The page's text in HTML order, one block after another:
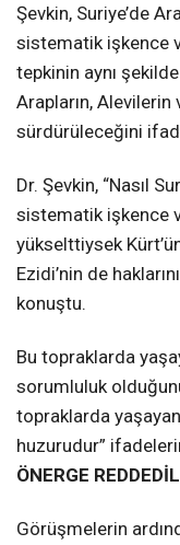
Şevkin, Suriye’de
sistematik işkence
tepkinin aynı
Arapların, Alevilerin
sürdürüleceğini
Dr. Şevkin, “Nasıl
sistematik işkence
yükselttiysek
Ezidi’nin de
konuştu.
Bu topraklarda
sorumluluk
topraklarda
huzurudur”
ÖNERGE
Görüşmelerin